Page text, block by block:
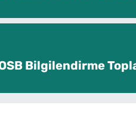
Bilgilendirme